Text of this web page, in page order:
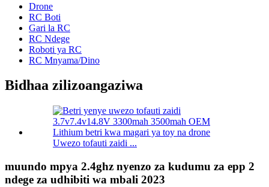
Drone
RC Boti
Gari la RC
RC Ndege
Roboti ya RC
RC Mnyama/Dino
Bidhaa zilizoangaziwa
Uwezo tofauti zaidi ...
muundo mpya 2.4ghz nyenzo za kudumu za epp 2
ndege za udhibiti wa mbali 2023